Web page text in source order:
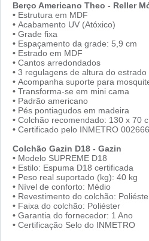
Berço Americano Theo - Reller
• Estrutura em MDF
• Acabamento UV (Atóxico)
• Grade fixa
• Espaçamento da grade: 5,9 cm
• Estrado em MDF
• Cantos arredondados
• 3 regulagens de altura do estrado
• Acompanha suporte para
• Transforma-se em mini cama
• Padrão americano
• Pés pontiagudos em madeira
• Colchão recomendado: 130 x 70
• Certificado pelo INMETRO
Colchão Gazin D18 - Gazin
• Modelo SUPREME D18
• Estilo: Espuma D18 certificada
• Peso real suportado (kg): 40 kg
• Nível de conforto: Médio
• Revestimento do colchão:
• Faixa do colchão: Poliéster
• Garantia do fornecedor: 1 Ano
• Certificação Selo do INMETRO